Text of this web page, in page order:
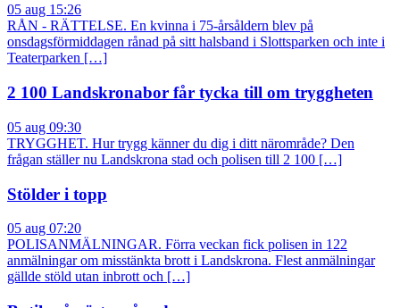
05 aug 15:26
RÅN - RÄTTELSE. En kvinna i 75-årsåldern blev på
onsdagsförmiddagen rånad på sitt halsband i Slottsparken och inte i
Teaterparken […]
2 100 Landskronabor får tycka till om tryggheten
05 aug 09:30
TRYGGHET. Hur trygg känner du dig i ditt närområde? Den
frågan ställer nu Landskrona stad och polisen till 2 100 […]
Stölder i topp
05 aug 07:20
POLISANMÄLNINGAR. Förra veckan fick polisen in 122
anmälningar om misstänkta brott i Landskrona. Flest anmälningar
gällde stöld utan inbrott och […]